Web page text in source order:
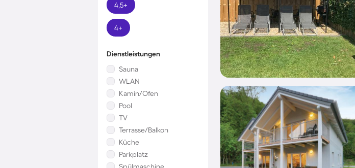
4,5+
4+
Dienstleistungen
Sauna
WLAN
Kamin/Ofen
Pool
TV
Terrasse/Balkon
Küche
Parkplatz